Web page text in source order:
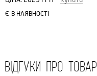
Є В НАЯВНОСТІ
ВІДГУКИ ПРО ТОВАР